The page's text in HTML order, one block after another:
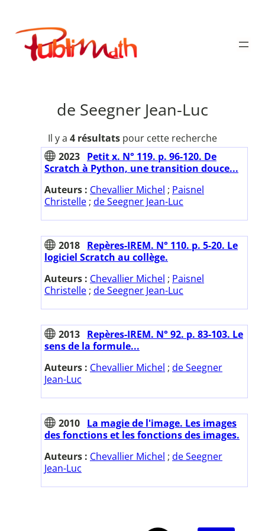
contenu
Publimath
de Seegner Jean-Luc
Il y a 4 résultats pour cette recherche
2023 Petit x. N° 119. p. 96-120. De
Scratch à Python, une transition douce...
Auteurs : Chevallier Michel ; Paisnel
Christelle ; de Seegner Jean-Luc
2018 Repères-IREM. N° 110. p. 5-20. Le
logiciel Scratch au collège.
Auteurs : Chevallier Michel ; Paisnel
Christelle ; de Seegner Jean-Luc
2013 Repères-IREM. N° 92. p. 83-103. Le
sens de la formule...
Auteurs : Chevallier Michel ; de Seegner
Jean-Luc
2010 La magie de l'image. Les images
des fonctions et les fonctions des images.
Auteurs : Chevallier Michel ; de Seegner
Jean-Luc